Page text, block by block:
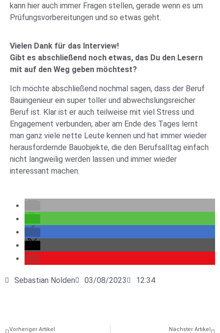
kann hier auch immer Fragen stellen, gerade wenn es um
Prüfungsvorbereitungen und so etwas geht.
Vielen Dank für das Interview!
Gibt es abschließend noch etwas, das Du den Lesern
mit auf den Weg geben möchtest?
Ich möchte abschließend nochmal sagen, dass der Beruf
Bauingenieur ein super toller und abwechslungsreicher
Beruf ist. Klar ist er auch teilweise mit viel Stress und
Engagement verbunden, aber am Ende des Tages lernt
man ganz viele nette Leute kennen und hat immer wieder
herausfordernde Bauobjekte, die den Berufsalltag einfach
nicht langweilig werden lassen und immer wieder
interessant machen.
Sebastian Nolden 03/08/2023 12:34
Vorheriger Artikel
Nächster Artikel